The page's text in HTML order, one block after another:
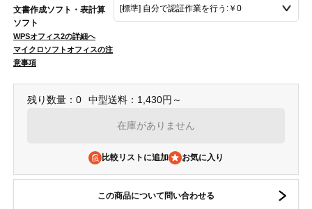
文書作成ソフト・表計算
ソフト
WPSオフィス2の詳細へ
マイクロソフトオフィスの注
意事項
残り数量：0 中型送料：1,430円～
在庫がありません
比較リストに追加
この商品について問い合わせる